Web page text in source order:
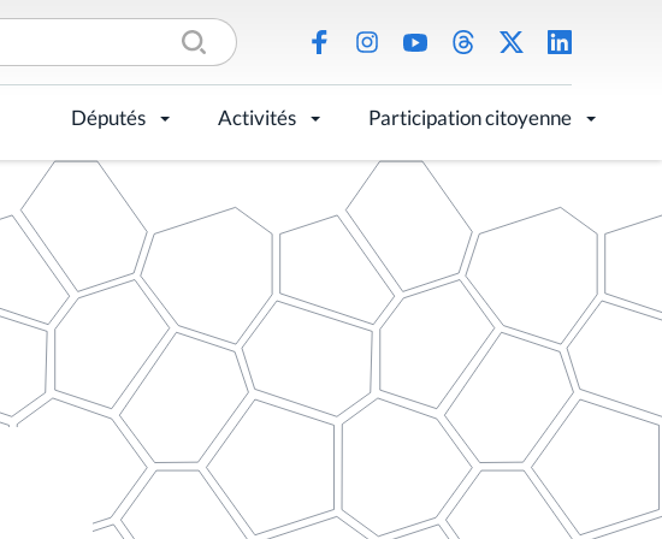
Députés Activités Participation citoyenne